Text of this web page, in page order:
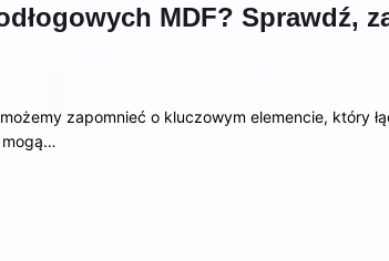
MDF? Sprawdź,
zapomnieć o kluczowym elemencie, który
mogą…